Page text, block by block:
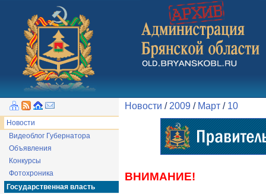
Новости
Видеоблог Губернатора
Объявления
Конкурсы
Фотохроника
Государственная власть
Новости / 2009 / Март / 10
ВНИМАНИЕ!